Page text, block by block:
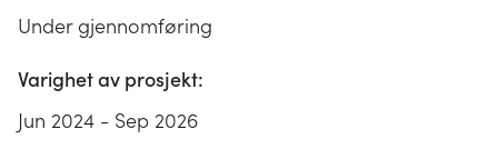
Under gjennomføring
Varighet av prosjekt:
Jun 2024 - Sep 2026